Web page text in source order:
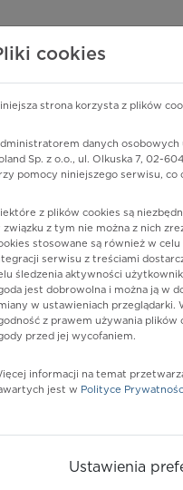
o
PHARMINDEX
gdzie indziej
ochrony
cookies
strona korzysta z plików
danych
Sp. z o.o., ul. Olkuska 7, 02-
pomocy niniejszego serwisu, co
z plików cookies są
związku z tym nie można z nich
stosowane są również w
serwisu z treściami
śledzenia aktywności
jest dobrowolna i można ją w
w ustawieniach przeglądarki.
z prawem używania plików
przed jej wycofaniem.
informacji na temat
jest w Polityce
Ustawienia